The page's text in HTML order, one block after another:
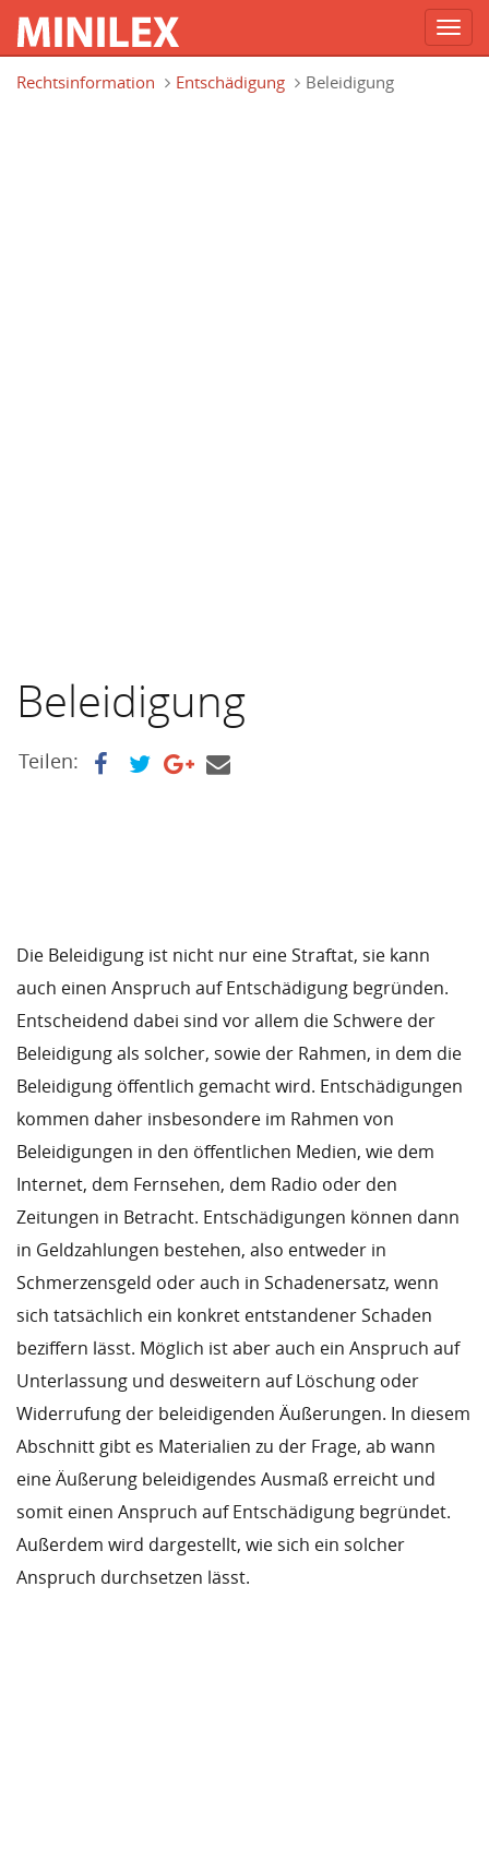
Rechtsinformation
Entschädigung Beleidigung
Beleidigung
Teilen:
Die Beleidigung ist nicht nur eine Straftat, sie kann
auch einen Anspruch auf Entschädigung begründen.
Entscheidend dabei sind vor allem die Schwere der
Beleidigung als solcher, sowie der Rahmen, in dem die
Beleidigung öffentlich gemacht wird. Entschädigungen
kommen daher insbesondere im Rahmen von
Beleidigungen in den öffentlichen Medien, wie dem
Internet, dem Fernsehen, dem Radio oder den
Zeitungen in Betracht. Entschädigungen können dann
in Geldzahlungen bestehen, also entweder in
Schmerzensgeld oder auch in Schadenersatz, wenn
sich tatsächlich ein konkret entstandener Schaden
beziffern lässt. Möglich ist aber auch ein Anspruch auf
Unterlassung und desweitern auf Löschung oder
Widerrufung der beleidigenden Äußerungen. In diesem
Abschnitt gibt es Materialien zu der Frage, ab wann
eine Äußerung beleidigendes Ausmaß erreicht und
somit einen Anspruch auf Entschädigung begründet.
Außerdem wird dargestellt, wie sich ein solcher
Anspruch durchsetzen lässt.